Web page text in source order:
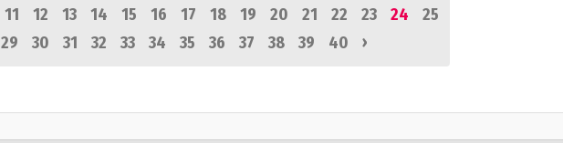
11 12 13 14 15 16 17 18 19 20 21 22 23 24
25
29 30 31 32 33 34 35 36 37 38 39 40 ›